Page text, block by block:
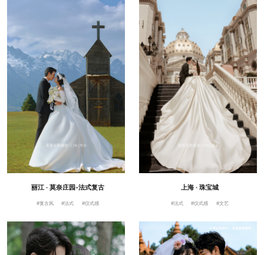
丽江 · 莫奈庄园-法式复古
#复古风 #法式 #仪式感
上海 · 珠宝城
#法式 #仪式感 #文艺